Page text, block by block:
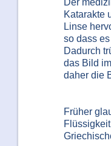
Der
Katarakte
Linse
so dass
Dadurch
das Bild
daher die
Früher